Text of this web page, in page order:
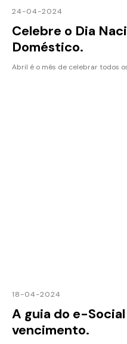
24-04-2024
Celebre o Dia
Doméstico.
Abril é o mês de celebrar todos
18-04-2024
A guia do e-
vencimento.